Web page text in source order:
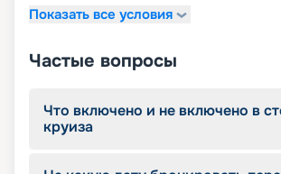
Показать все условия
Частые вопросы
Что включено и не включено в
круиза